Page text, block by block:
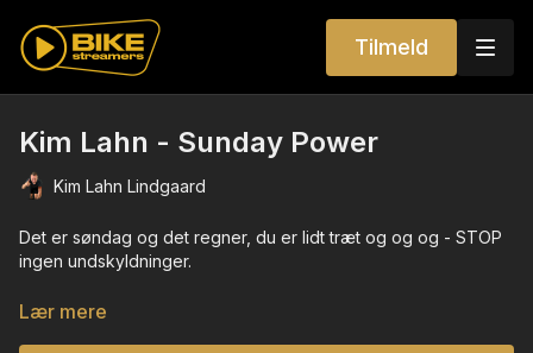
Tilmeld
Kim Lahn - Sunday Power
Kim Lahn Lindgaard
Det er søndag og det regner, du er lidt træt og og og - STOP
ingen undskyldninger.
Vi skal lave noget - pulsen og humøret skal op og begge dele
Lær mere